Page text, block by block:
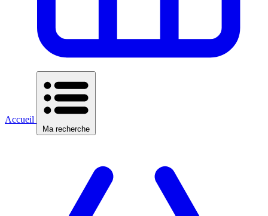
Accueil
Ma recherche